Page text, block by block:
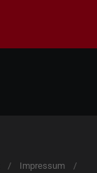
Impressum